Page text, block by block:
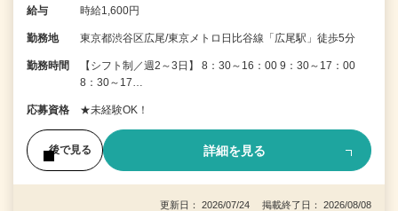
給与 時給1,600円
勤務地 東京都渋谷区広尾/東京メトロ日比谷線「広尾駅」徒歩5分
勤務時間
【シフト制／週2～3日】 8：30～16：00 9：30～17：00
8：30～17…
応募資格 ★未経験OK！
後で見る 詳細を見る
更新日： 2026/07/24 掲載終了日： 2026/08/08